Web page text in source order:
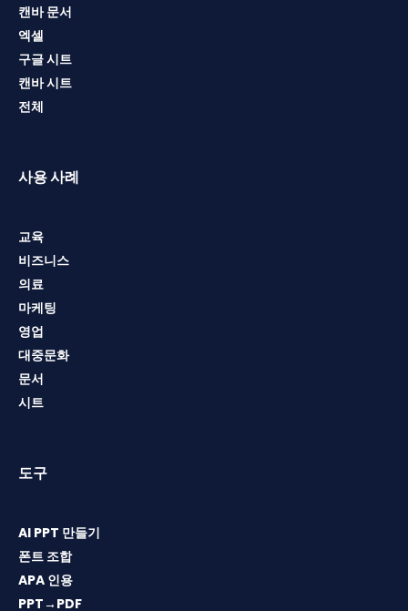
캔바 문서
엑셀
구글 시트
캔바 시트
전체
사용 사례
교육
비즈니스
의료
마케팅
영업
대중문화
문서
시트
도구
AI PPT 만들기
폰트 조합
APA 인용
PPT→PDF